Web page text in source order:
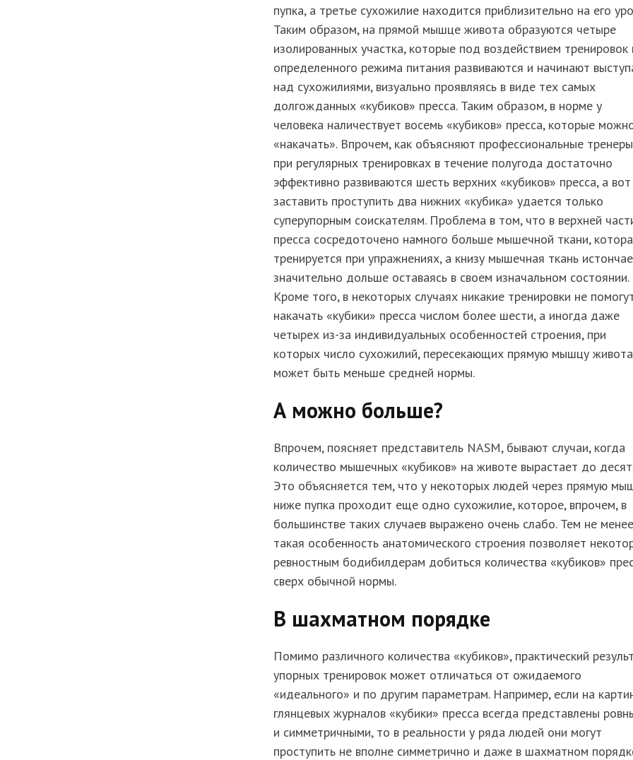
пупка, а третье сухожилие находится приблизительно на его
Таким образом, на прямой мышце живота образуются четыре
изолированных участка, которые под воздействием тренировок
определенного режима питания развиваются и начинают
над сухожилиями, визуально проявляясь в виде тех самых
долгожданных «кубиков» пресса. Таким образом, в норме у
человека наличествует восемь «кубиков» пресса, которые
«накачать». Впрочем, как объясняют профессиональные
при регулярных тренировках в течение полугода достаточно
эффективно развиваются шесть верхних «кубиков» пресса, а вот
заставить проступить два нижних «кубика» удается только
суперупорным соискателям. Проблема в том, что в верхней
пресса сосредоточено намного больше мышечной ткани,
тренируется при упражнениях, а книзу мышечная ткань
значительно дольше оставаясь в своем изначальном состоянии.
Кроме того, в некоторых случаях никакие тренировки не
накачать «кубики» пресса числом более шести, а иногда даже
четырех из-за индивидуальных особенностей строения, при
которых число сухожилий, пересекающих прямую мышцу
может быть меньше средней нормы.
А можно больше?
Впрочем, поясняет представитель NASM, бывают случаи, когда
количество мышечных «кубиков» на животе вырастает до
Это объясняется тем, что у некоторых людей через прямую
ниже пупка проходит еще одно сухожилие, которое, впрочем, в
большинстве таких случаев выражено очень слабо. Тем не менее
такая особенность анатомического строения позволяет
ревностным бодибилдерам добиться количества «кубиков»
сверх обычной нормы.
В шахматном порядке
Помимо различного количества «кубиков», практический
упорных тренировок может отличаться от ожидаемого
«идеального» и по другим параметрам. Например, если на
глянцевых журналов «кубики» пресса всегда представлены
и симметричными, то в реальности у ряда людей они могут
проступить не вполне симметрично и даже в шахматном